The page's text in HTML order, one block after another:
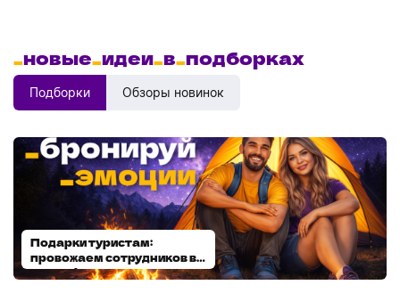
_новые_идеи_в_подборках
Подборки Обзоры новинок
Подарки туристам:
провожаем сотрудников в
отпуск!
Диспенсеры для мыла:
выбираем модель